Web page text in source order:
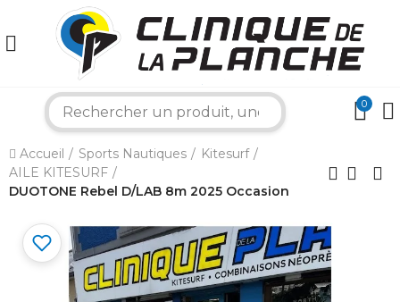
0
Accueil Sports Nautiques
Kitesurf
AILE KITESURF
DUOTONE Rebel D/LAB 8m 2025 Occasion
×
Bonjour ! Je suis votre expert nautique.
Comment puis-je vous aider aujourd'hui ?